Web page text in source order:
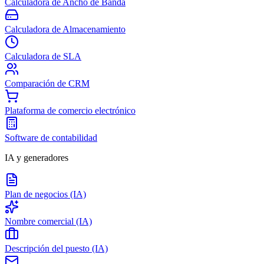
Calculadora de Ancho de Banda
Calculadora de Almacenamiento
Calculadora de SLA
Comparación de CRM
Plataforma de comercio electrónico
Software de contabilidad
IA y generadores
Plan de negocios (IA)
Nombre comercial (IA)
Descripción del puesto (IA)